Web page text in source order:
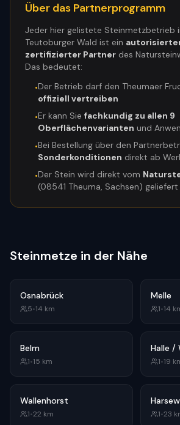
Über das Partnerprogramm
Jeder hier gelistete Steinmetzbetrieb
Teutoburger Wald ist ein
zertifizierter Partner des
Das bedeutet:
•Der Betrieb darf den Theumaer
offiziell vertreiben
•Er kann Sie fachkundig zu allen 9
Oberflächenvarianten und
•Bei Bestellung über den
Sonderkonditionen direkt ab
•Der Stein wird direkt vom
(08541 Theuma, Sachsen) geliefert
Steinmetze in der Nähe
Osnabrück
5•14 km
Melle
1•14
Belm
1•15 km
Halle /
1•19
Wallenhorst
1•22 km 1•23